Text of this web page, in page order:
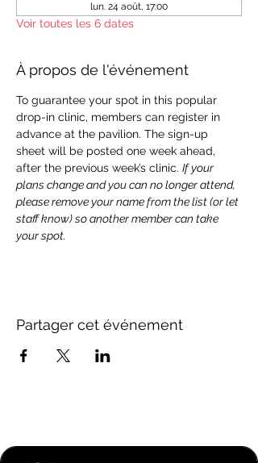
lun. 24 août, 17:00
Voir toutes les 6 dates
À propos de l'événement
To guarantee your spot in this popular
drop-in clinic, members can register in
advance at the pavilion. The sign-up
sheet will be posted one week ahead,
after the previous week’s clinic. If your
plans change and you can no longer attend,
please remove your name from the list (or let
staff know) so another member can take
your spot.
Partager cet événement